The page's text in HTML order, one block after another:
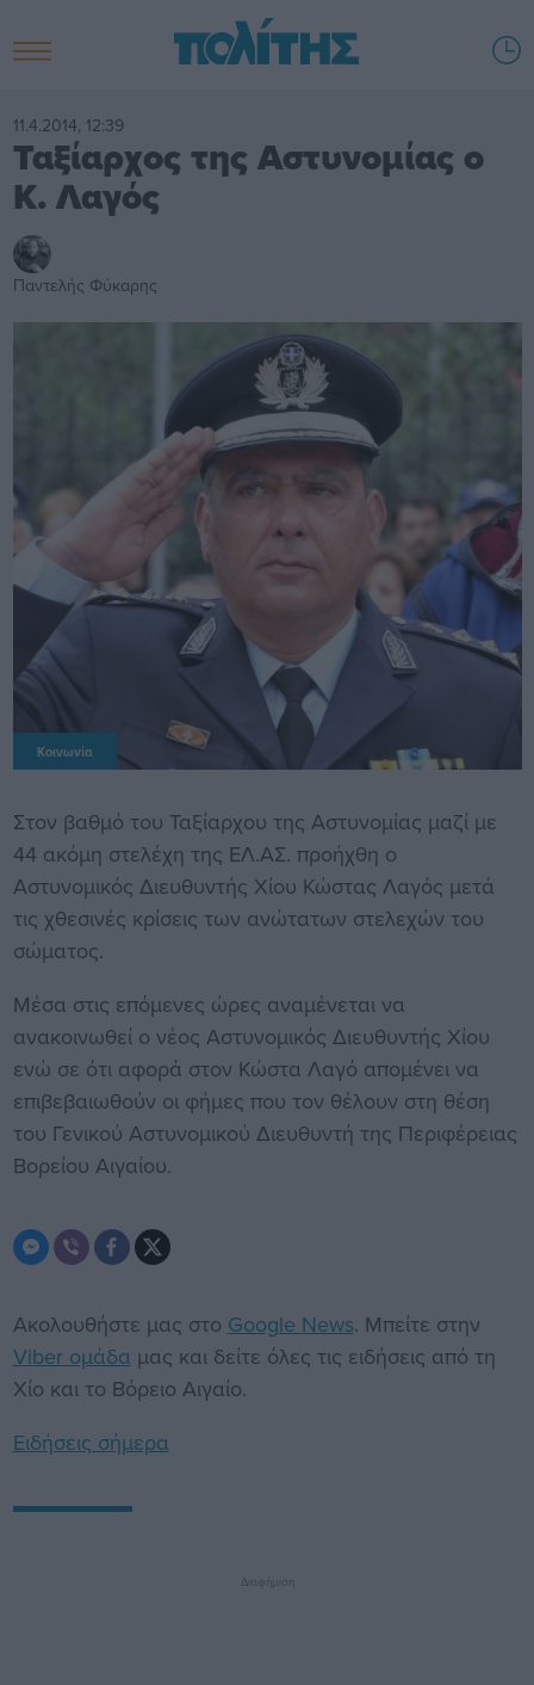
11.4.2014, 12:39
Ταξίαρχος της Αστυνομίας ο
Κ. Λαγός
Παντελής Φύκαρης
Κοινωνία
Στον βαθμό του Ταξίαρχου της Αστυνομίας μαζί με
44 ακόμη στελέχη της ΕΛ.ΑΣ. προήχθη ο
Αστυνομικός Διευθυντής Χίου Κώστας Λαγός μετά
τις χθεσινές κρίσεις των ανώτατων στελεχών του
σώματος.
Μέσα στις επόμενες ώρες αναμένεται να
ανακοινωθεί ο νέος Αστυνομικός Διευθυντής Χίου
ενώ σε ότι αφορά στον Κώστα Λαγό απομένει να
επιβεβαιωθούν οι φήμες που τον θέλουν στη θέση
του Γενικού Αστυνομικού Διευθυντή της Περιφέρειας
Βορείου Αιγαίου.
Ακολουθήστε μας στο Google News. Μπείτε στην
Viber ομάδα μας και δείτε όλες τις ειδήσεις από τη
Χίο και το Βόρειο Αιγαίο.
Ειδήσεις σήμερα
Διαφήμιση